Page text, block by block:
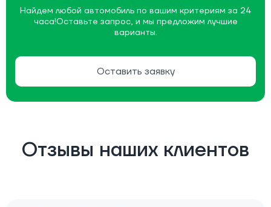
Найдем любой автомобиль по вашим критериям за 24
часа!Оставьте запрос, и мы предложим лучшие
варианты.
Оставить заявку
Отзывы наших клиентов